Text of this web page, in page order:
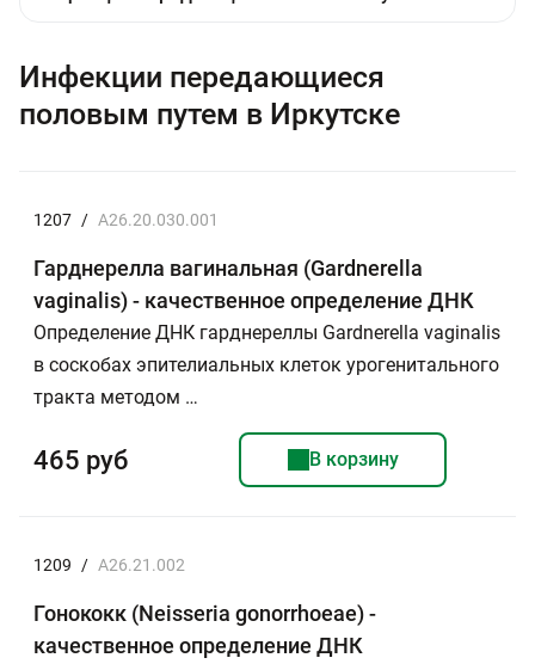
Инфекции передающиеся
половым путем в Иркутске
1207 / A26.20.030.001
Гарднерелла вагинальная (Gardnerella
vaginalis) - качественное определение ДНК
Определение ДНК гарднереллы Gardnerella vaginalis
в соскобах эпителиальных клеток урогенитального
тракта методом …
465 руб В корзину
1209 / A26.21.002
Гонококк (Neisseria gonorrhoeae) -
качественное определение ДНК